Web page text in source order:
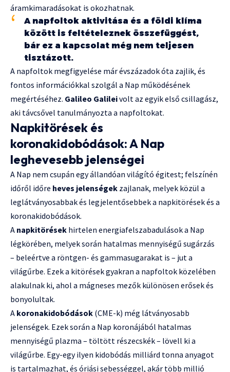
áramkimaradásokat is okozhatnak.
A napfoltok aktivitása és a földi klíma
között is feltételeznek összefüggést,
bár ez a kapcsolat még nem teljesen
tisztázott.
A napfoltok megfigyelése már évszázadok óta zajlik, és
fontos információkkal szolgál a Nap működésének
megértéséhez. Galileo Galileivolt az egyik első csillagász,
aki távcsővel tanulmányozta a napfoltokat.
Napkitörések és
koronakidobódások: A Nap
leghevesebb jelenségei
A Nap nem csupán egy állandóan világító égitest; felszínén
időről időre heves jelenségek zajlanak, melyek közül a
leglátványosabbak és legjelentősebbek a napkitörések és a
koronakidobódások.
A napkitörések hirtelen energiafelszabadulások a Nap
légkörében, melyek során hatalmas mennyiségű sugárzás
– beleértve a röntgen- és gammasugarakat is – jut a
világűrbe. Ezek a kitörések gyakran a napfoltok közelében
alakulnak ki, ahol a mágneses mezők különösen erősek és
bonyolultak.
A koronakidobódások (CME-k) még látványosabb
jelenségek. Ezek során a Nap koronájából hatalmas
mennyiségű plazma – töltött részecskék – lövell ki a
világűrbe. Egy-egy ilyen kidobódás milliárd tonna anyagot
is tartalmazhat, és óriási sebességgel, akár több millió